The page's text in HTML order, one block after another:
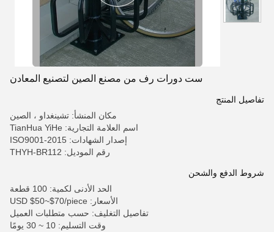
ست دورات رف من مصنع الصين لتصنيع المعادن
تفاصيل المنتج
مكان المنشأ: تشينغداو ، الصين
اسم العلامة التجارية: TianHua YiHe
إصدار الشهادات: ISO9001-2015
رقم الموديل: THYH-BR112
شروط الدفع والشحن
الحد الأدنى لكمية: 100 قطعة
الأسعار: USD $50~$70/piece
تفاصيل التغليف: حسب متطلبات العميل
وقت التسليم: 10 ~ 30 يومًا